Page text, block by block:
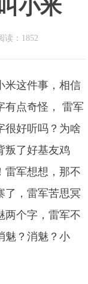
小米
读：1852
米这件事，相信
有点奇怪， 雷军
很好听吗？为啥
叛了好基友鸡
军想想，那不
了，雷军苦思冥
两个字，雷军不
魅？消魅？小